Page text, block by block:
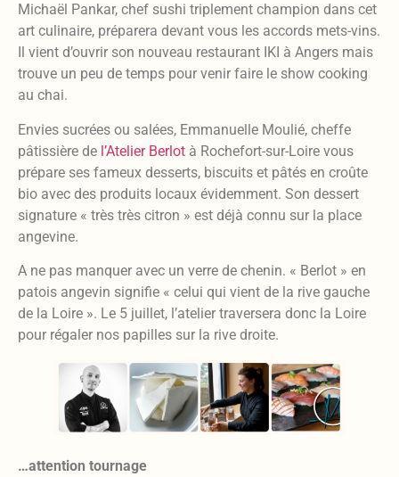
Michaël Pankar, chef sushi triplement champion dans cet
art culinaire, préparera devant vous les accords mets-vins.
Il vient d’ouvrir son nouveau restaurant IKI à Angers mais
trouve un peu de temps pour venir faire le show cooking
au chai.
Envies sucrées ou salées, Emmanuelle Moulié, cheffe
pâtissière de l’Atelier Berlot à Rochefort-sur-Loire vous
prépare ses fameux desserts, biscuits et pâtés en croûte
bio avec des produits locaux évidemment. Son dessert
signature « très très citron » est déjà connu sur la place
angevine.
A ne pas manquer avec un verre de chenin. « Berlot » en
patois angevin signifie « celui qui vient de la rive gauche
de la Loire ». Le 5 juillet, l’atelier traversera donc la Loire
pour régaler nos papilles sur la rive droite.
…attention tournage